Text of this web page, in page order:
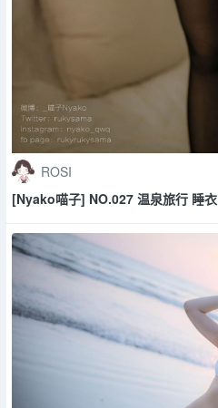
ROSI
[Nyako喵子] NO.027 温泉旅行 睡衣